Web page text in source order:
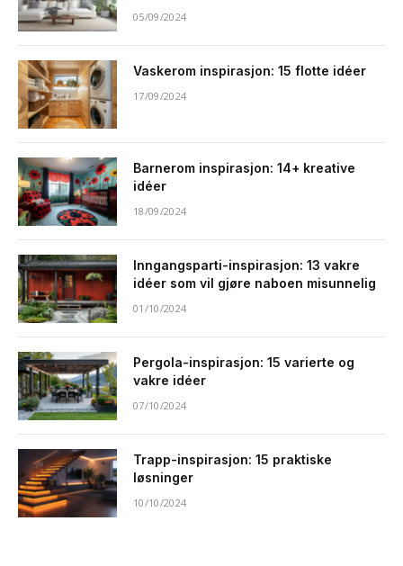
05/09/2024
Vaskerom inspirasjon: 15 flotte idéer
17/09/2024
Barnerom inspirasjon: 14+ kreative
idéer
18/09/2024
Inngangsparti-inspirasjon: 13 vakre
idéer som vil gjøre naboen misunnelig
01/10/2024
Pergola-inspirasjon: 15 varierte og
vakre idéer
07/10/2024
Trapp-inspirasjon: 15 praktiske
løsninger
10/10/2024